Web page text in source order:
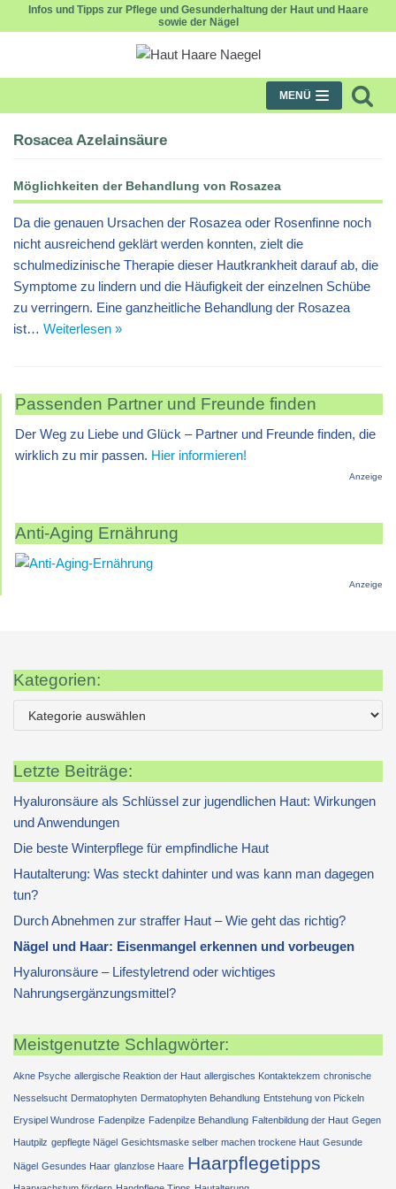
Infos und Tipps zur Pflege und Gesunderhaltung der Haut und Haare
sowie der Nägel
MENÜ
Rosacea Azelainsäure
Möglichkeiten der Behandlung von Rosazea
Da die genauen Ursachen der Rosazea oder Rosenfinne noch
nicht ausreichend geklärt werden konnten, zielt die
schulmedizinische Therapie dieser Hautkrankheit darauf ab, die
Symptome zu lindern und die Häufigkeit der einzelnen Schübe
zu verringern. Eine ganzheitliche Behandlung der Rosazea
ist… Weiterlesen »
Passenden Partner und Freunde finden
Der Weg zu Liebe und Glück – Partner und Freunde finden, die
wirklich zu mir passen. Hier informieren!
Anzeige
Anti-Aging Ernährung
Anzeige
Kategorien:
Letzte Beiträge:
Hyaluronsäure als Schlüssel zur jugendlichen Haut: Wirkungen
und Anwendungen
Die beste Winterpflege für empfindliche Haut
Hautalterung: Was steckt dahinter und was kann man dagegen
tun?
Durch Abnehmen zur straffer Haut – Wie geht das richtig?
Nägel und Haar: Eisenmangel erkennen und vorbeugen
Hyaluronsäure – Lifestyletrend oder wichtiges
Nahrungsergänzungsmittel?
Meistgenutzte Schlagwörter:
Akne Psyche allergische Reaktion der Haut allergisches Kontaktekzem chronische
Nesselsucht Dermatophyten Dermatophyten Behandlung Entstehung von Pickeln
Erysipel Wundrose Fadenpilze Fadenpilze Behandlung Faltenbildung der Haut Gegen
Hautpilz gepflegte Nägel Gesichtsmaske selber machen trockene Haut Gesunde
Nägel Gesundes Haar glanzlose Haare Haarpflegetipps